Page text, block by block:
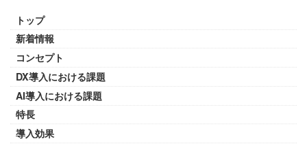
トップ
新着情報
コンセプト
DX導入における課題
AI導入における課題
特長
導入効果